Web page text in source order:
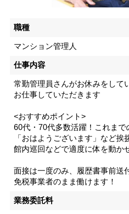
職種
マンション管理人
仕事内容
常勤管理員さんがお休みをして
お仕事していただきます
<おすすめポイント>
60代・70代多数活躍！これまで
「おはようございます」など挨
館内巡回などで適度に体を動か
面接は一度のみ、履歴書事前送
免税事業者のまま働けます！
業務委託料